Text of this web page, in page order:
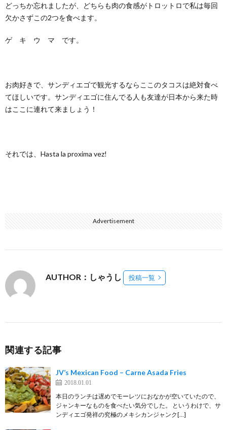
どっちか忘れましたが、どちらも肉の食感がトロットロで私は毎回
欠かさずこの2つを食べます。
ゲ キ ウ マ です。
お肉好きで、サンディエゴで観光するならここのタコスは絶対食べ
てほしいです。サンディエゴに住んでる人も友達が日本から来た時
はここに連れて来ましょう！
それでは、Hasta la proxima vez!
Advertisement
AUTHOR：しゃうし 投稿一覧
関連する記事
JV’s Mexican Food – Carne Asada Fries
2018.01.01
本日のランチは遅めでモーレツにおなかが空いていたので、
ジャンキーなものを食べたい気分でした。 というわけで、サ
ンディエゴ発祥の究極のメキシカンジャンク[…]